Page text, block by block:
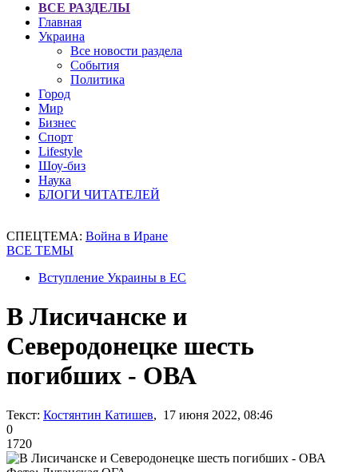
ВСЕ РАЗДЕЛЫ
Главная
Украина
Все новости раздела
События
Политика
Город
Мир
Бизнес
Спорт
Lifestyle
Шоу-биз
Наука
БЛОГИ ЧИТАТЕЛЕЙ
СПЕЦТЕМА: Война в Иране
ВСЕ ТЕМЫ
Вступление Украины в ЕС
В Лисичанске и
Северодонецке шесть
погибших - ОВА
Текст: Костянтин Катишев, 17 июня 2022, 08:46
0
1720